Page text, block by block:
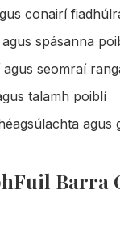
conairí
spásanna
seomraí
talamh poiblí
agus
Barra